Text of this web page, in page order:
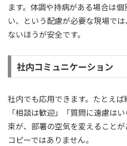
ます。体調や持病がある場合は
い、という配慮が必要な現場で
ないほうが安全です。
社内コミュニケーション
社内でも応用できます。たとえば
「相談は歓迎」「質問に遠慮は
束が、部署の空気を変えること
コピーではありません。